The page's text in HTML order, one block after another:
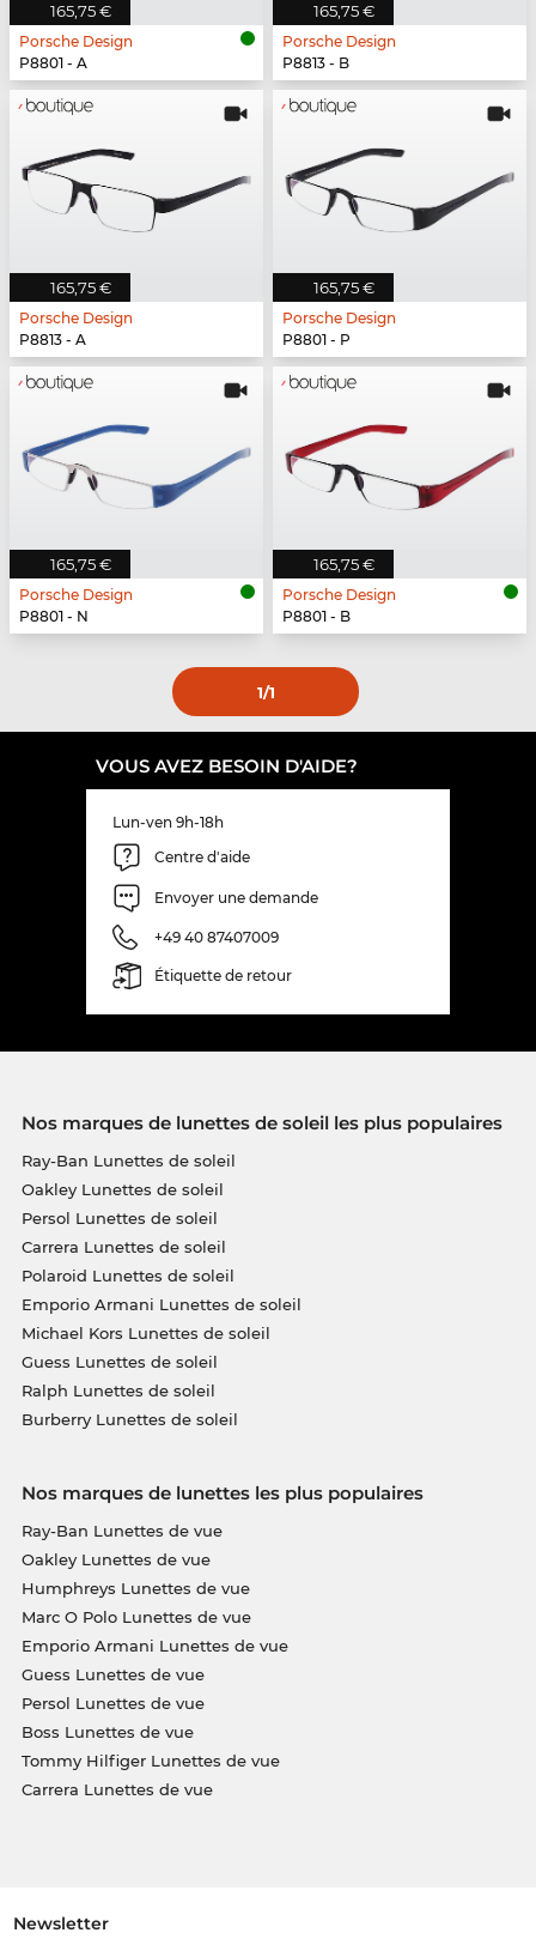
165,75 €
Porsche Design
P8801 - A
165,75 €
Porsche Design
P8813 - B
165,75 €
Porsche Design
P8813 - A
165,75 €
Porsche Design
P8801 - P
165,75 €
Porsche Design
P8801 - N
165,75 €
Porsche Design
P8801 - B
1/1
VOUS AVEZ BESOIN D'AIDE?
Lun-ven 9h-18h
Centre d'aide
Envoyer une demande
+49 40 87407009
Étiquette de retour
Nos marques de lunettes de soleil les plus populaires
Ray-Ban Lunettes de soleil
Oakley Lunettes de soleil
Persol Lunettes de soleil
Carrera Lunettes de soleil
Polaroid Lunettes de soleil
Emporio Armani Lunettes de soleil
Michael Kors Lunettes de soleil
Guess Lunettes de soleil
Ralph Lunettes de soleil
Burberry Lunettes de soleil
Nos marques de lunettes les plus populaires
Ray-Ban Lunettes de vue
Oakley Lunettes de vue
Humphreys Lunettes de vue
Marc O Polo Lunettes de vue
Emporio Armani Lunettes de vue
Guess Lunettes de vue
Persol Lunettes de vue
Boss Lunettes de vue
Tommy Hilfiger Lunettes de vue
Carrera Lunettes de vue
Newsletter